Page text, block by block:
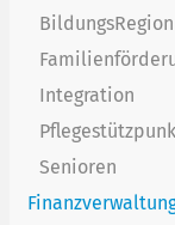
BildungsRegion
Integration
Senioren